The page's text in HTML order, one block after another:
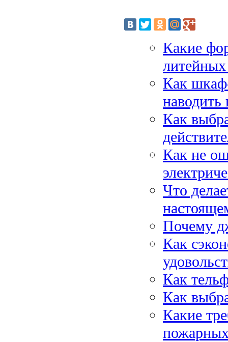
Какие
Как
наводить
Как
Как не
Что
Почему
Как
Как
Как
Какие